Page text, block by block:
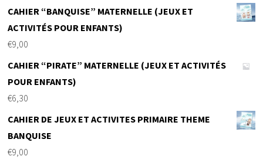
CAHIER “BANQUISE” MATERNELLE (JEUX ET
ACTIVITÉS POUR ENFANTS)
€9,00
CAHIER “PIRATE” MATERNELLE (JEUX ET ACTIVITÉS
POUR ENFANTS)
€6,30
CAHIER DE JEUX ET ACTIVITES PRIMAIRE THEME
BANQUISE
€9,00